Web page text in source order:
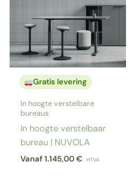
Gratis levering
In hoogte verstelbare
bureaus
In hoogte verstelbaar
bureau | NUVOLA
Vanaf1.145,00€ HTVA